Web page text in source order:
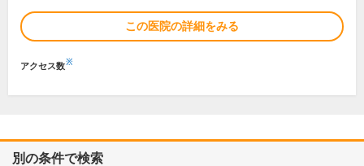
この医院の詳細をみる
アクセス数※
別の条件で検索